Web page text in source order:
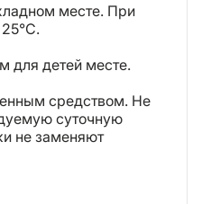
месте. При
для детей месте.
средством. Не
суточную
не заменяют